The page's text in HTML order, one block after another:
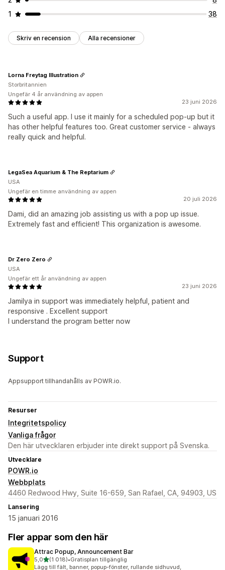
1
38
Skriv en recension Alla recensioner
23 juni 2026
Such a useful app. I use it mainly for a scheduled pop-up but it
has other helpful features too. Great customer service - always
really quick and helpful.
Lorna Freytag Illustration
Storbritannien
Ungefär 4 år användning av appen
20 juli 2026
Dami, did an amazing job assisting us with a pop up issue.
Extremely fast and efficient! This organization is awesome.
LegaSea Aquarium & The Reptarium
USA
Ungefär en timme användning av appen
23 juni 2026
Jamilya in support was immediately helpful, patient and
responsive . Excellent support
I understand the program better now
Dr Zero Zero
USA
Ungefär ett år användning av appen
Support
Appsupport tillhandahålls av POWR.io.
Resurser
Integritetspolicy
Vanliga frågor
Den här utvecklaren erbjuder inte direkt support på Svenska.
Utvecklare
POWR.io
Webbplats
4460 Redwood Hwy, Suite 16-659, San Rafael, CA, 94903, US
Lansering
15 januari 2016
Fler appar som den här
Attrac Popup, Announcement Bar
5,0av 5 stjärnor
(1 018)
1018 recensioner totalt
•Gratisplan tillgänglig
Lägg till fält, banner, popup-fönster, rullande sidhuvud,